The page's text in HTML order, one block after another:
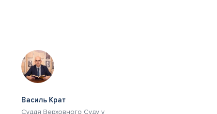
Василь Крат
Суддя Верховного Суду у